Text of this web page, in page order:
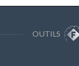
OUTILS